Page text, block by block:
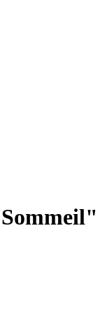
Sommeil"